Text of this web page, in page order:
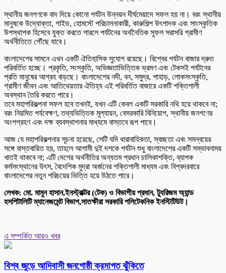
স্থানীয় জনগণকে বাদ দিয়ে কোনো পর্যটন উন্নয়ন দীর্ঘমেয়াদে সফল হয় না। বরং স্থানীয়
মানুষকে উদ্যোক্তা, গাইড, হোমস্টে পরিচালনাকারী, কারুশিল্প উৎপাদক এবং সাংস্কৃতিক
উপস্থাপক হিসেবে যুক্ত করতে পারলে পর্যটনের অর্থনৈতিক সুফল সরাসরি গ্রামীণ
অর্থনীতিতে পৌঁছে যাবে।
বাংলাদেশের সামনে এখন একটি ঐতিহাসিক সুযোগ রয়েছে। বিশ্বের পর্যটন বাজার দ্রুত
পরিবর্তিত হচ্ছে। প্রকৃতি, সংস্কৃতি, অভিজ্ঞতাভিত্তিক ভ্রমণ এবং টেকসই পর্যটনের
প্রতি মানুষের আগ্রহ বাড়ছে। বাংলাদেশের নদী, বন, সমুদ্র, পাহাড়, লোকসংস্কৃতি,
গ্রামীণ জীবন এবং আতিথেয়তার ঐতিহ্য এই পরিবর্তিত বাজারে একটি শক্তিশালী
অবস্থান তৈরি করতে পারে।
তবে মহাপরিকল্পনা সফল হবে তখনই, যখন এটি কেবল একটি সরকারি নথি হয়ে থাকবে না;
বরং নিয়মিত পর্যবেক্ষণ, তথ্যভিত্তিক মূল্যায়ন, বেসরকারি বিনিয়োগ, স্থানীয় জনগণের
অংশগ্রহণ এবং দক্ষ ব্যবস্থাপনার মাধ্যমে বাস্তবে রূপ পাবে।
আজ যে মহাপরিকল্পনার সূচনা হয়েছে, সেটি যদি ধারাবাহিকতা, স্বচ্ছতা এবং সমন্বয়ের
সঙ্গে বাস্তবায়িত হয়, তাহলে আগামী দুই দশকে পর্যটন শুধু বাংলাদেশের একটি সম্ভাবনাময়
খাতই থাকবে না; এটি দেশের অর্থনীতির অন্যতম প্রধান চালিকাশক্তি, ব্যাপক
কর্মসংস্থানের উৎস, বৈদেশিক মুদ্রা অর্জনের শক্তিশালী মাধ্যম এবং বিশ্বদরবারে
বাংলাদেশের নতুন পরিচয়ের ভিত্তি হয়ে উঠতে পারে।
লেখক: মো. মামুন হাসান,ইনস্ট্রাক্টর (টেক) ও বিভাগীয় প্রধান, ট্যুরিজম অ্যান্ড
হসপিটালিটি ম্যানেজমেন্ট বিভাগ,সাতক্ষীরা সরকারি পলিটেকনিক ইনস্টিটিউট।
এ সম্পর্কিত আরও খবর
বিশ্ব জুড়ে আদিবাসী জনগোষ্ঠী ক্রমাগত ঝুঁকিতে